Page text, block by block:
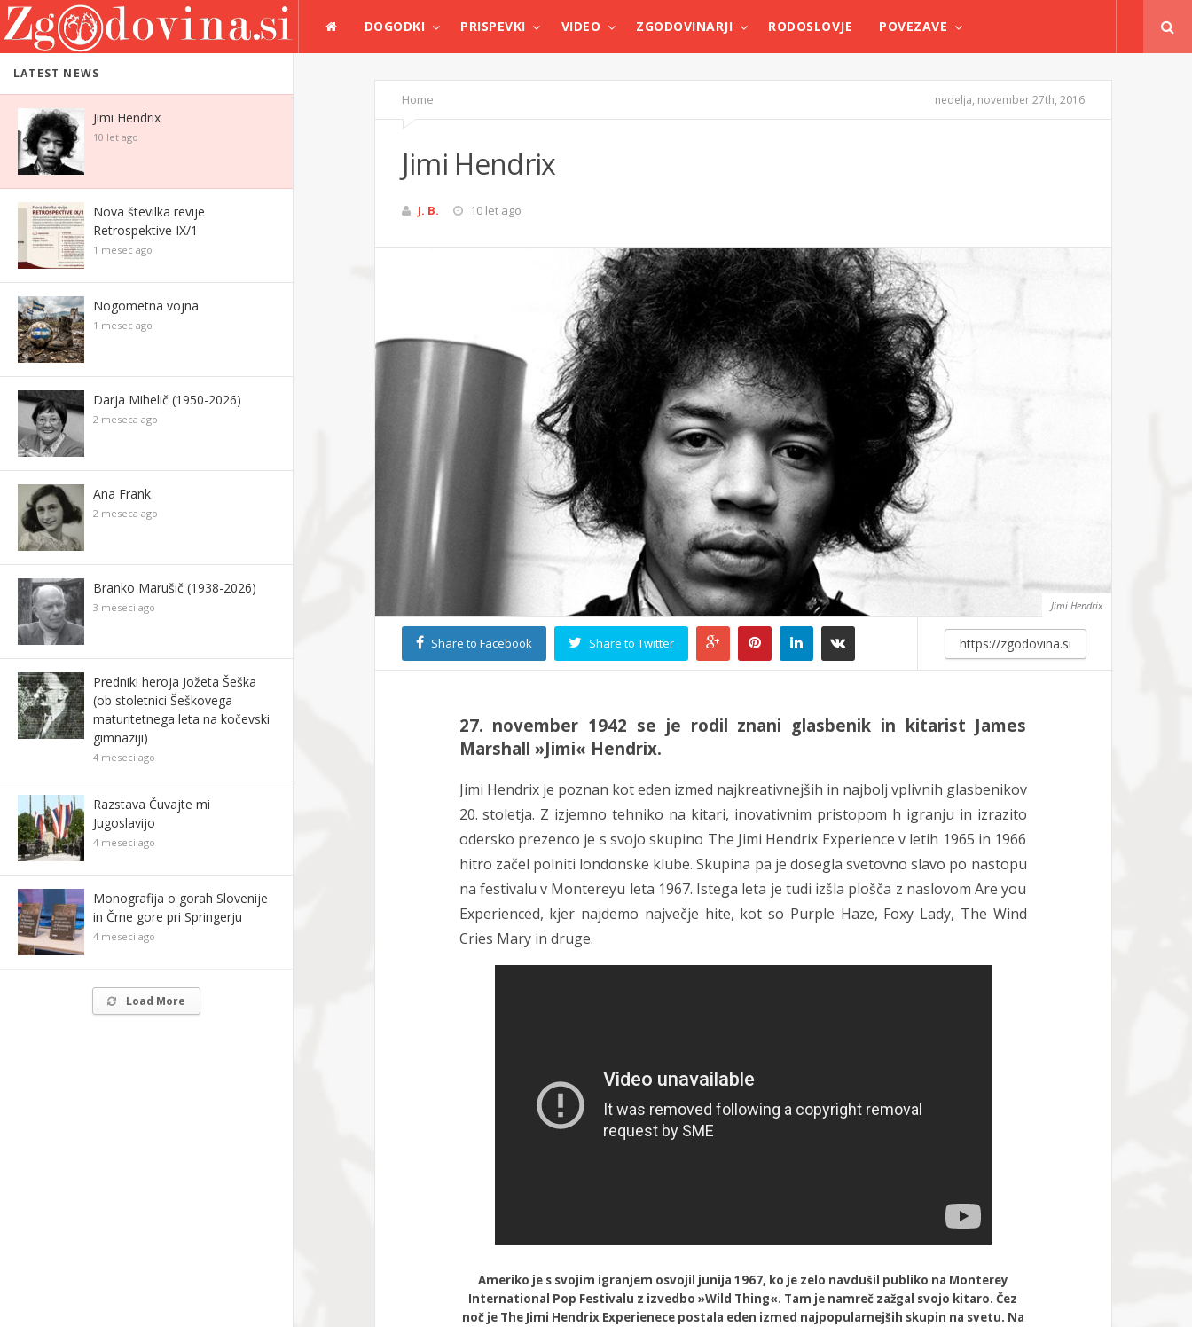
DOGODKI PRISPEVKI VIDEO ZGODOVINARJI RODOSLOVJE POVEZAVE
LATEST NEWS
Jimi Hendrix
10 let ago
Nova številka revije
Retrospektive IX/1
1 mesec ago
Nogometna vojna
1 mesec ago
Darja Mihelič (1950-2026)
2 meseca ago
Ana Frank
2 meseca ago
Branko Marušič (1938-2026)
3 meseci ago
Predniki heroja Jožeta Šeška
(ob stoletnici Šeškovega
maturitetnega leta na kočevski
gimnaziji)
4 meseci ago
Razstava Čuvajte mi
Jugoslavijo
4 meseci ago
Monografija o gorаh Slovenije
in Črne gore pri Springerju
4 meseci ago
Load More
Home nedelja, november 27th, 2016
Jimi Hendrix
J. B. 10 let ago
Jimi Hendrix
Share to Facebook Share to Twitter
27. november 1942 se je rodil znani glasbenik in kitarist James
Marshall »Jimi« Hendrix.
Jimi Hendrix je poznan kot eden izmed najkreativnejših in najbolj vplivnih glasbenikov
20. stoletja. Z izjemno tehniko na kitari, inovativnim pristopom h igranju in izrazito
odersko prezenco je s svojo skupino The Jimi Hendrix Experience v letih 1965 in 1966
hitro začel polniti londonske klube. Skupina pa je dosegla svetovno slavo po nastopu
na festivalu v Montereyu leta 1967. Istega leta je tudi izšla plošča z naslovom Are you
Experienced, kjer najdemo največje hite, kot so Purple Haze, Foxy Lady, The Wind
Cries Mary in druge.
Ameriko je s svojim igranjem osvojil junija 1967, ko je zelo navdušil publiko na Monterey
International Pop Festivalu z izvedbo »Wild Thing«. Tam je namreč zažgal svojo kitaro. Čez
noč je The Jimi Hendrix Experienece postala eden izmed najpopularnejših skupin na svetu. Na